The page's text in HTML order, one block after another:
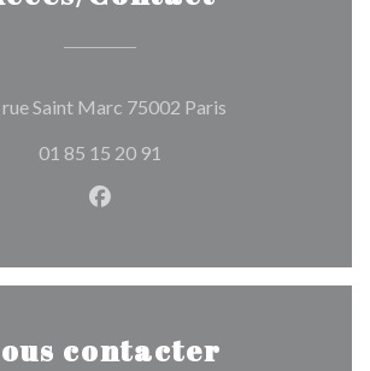
rue Saint Marc 75002 Paris
01 85 15 20 91
Facebook ((ouvre une
contacter